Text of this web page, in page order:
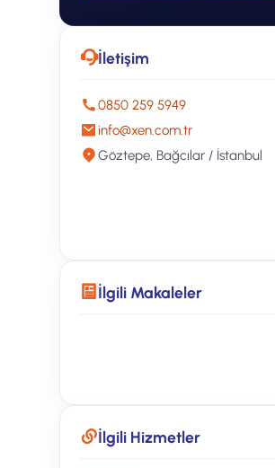
İletişim
0850 259 5949
info@xen.com.tr
Göztepe, Bağcılar / İstanbul
İlgili Makaleler
İlgili Hizmetler